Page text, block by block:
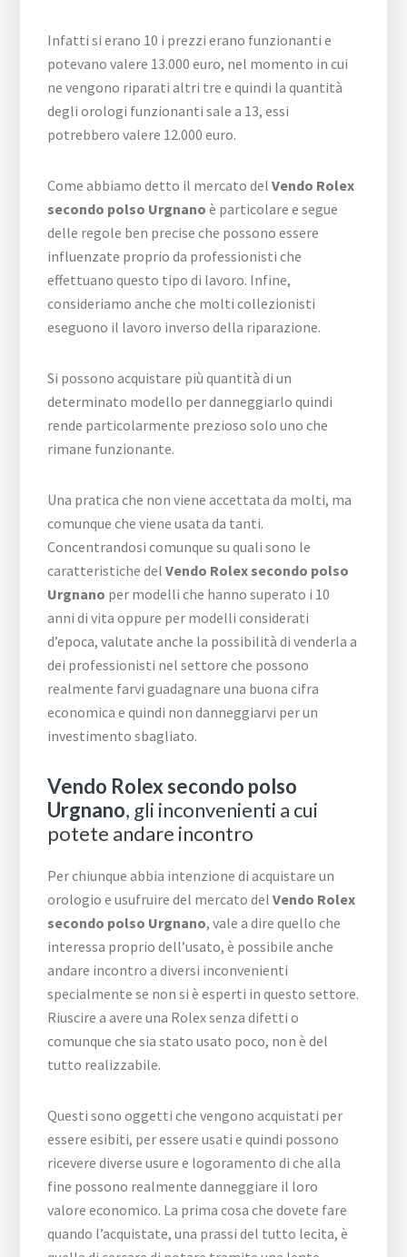
Infatti si erano 10 i prezzi erano funzionanti e
potevano valere 13.000 euro, nel momento in cui
ne vengono riparati altri tre e quindi la quantità
degli orologi funzionanti sale a 13, essi
potrebbero valere 12.000 euro.
Come abbiamo detto il mercato delVendo Rolex
secondo polso Urgnano è particolare e segue
delle regole ben precise che possono essere
influenzate proprio da professionisti che
effettuano questo tipo di lavoro. Infine,
consideriamo anche che molti collezionisti
eseguono il lavoro inverso della riparazione.
Si possono acquistare più quantità di un
determinato modello per danneggiarlo quindi
rende particolarmente prezioso solo uno che
rimane funzionante.
Una pratica che non viene accettata da molti, ma
comunque che viene usata da tanti.
Concentrandosi comunque su quali sono le
caratteristiche delVendo Rolex secondo polso
Urgnano per modelli che hanno superato i 10
anni di vita oppure per modelli considerati
d’epoca, valutate anche la possibilità di venderla a
dei professionisti nel settore che possono
realmente farvi guadagnare una buona cifra
economica e quindi non danneggiarvi per un
investimento sbagliato.
Vendo Rolex secondo polso
Urgnano, gli inconvenienti a cui
potete andare incontro
Per chiunque abbia intenzione di acquistare un
orologio e usufruire del mercato delVendo Rolex
secondo polso Urgnano, vale a dire quello che
interessa proprio dell’usato, è possibile anche
andare incontro a diversi inconvenienti
specialmente se non si è esperti in questo settore.
Riuscire a avere una Rolex senza difetti o
comunque che sia stato usato poco, non è del
tutto realizzabile.
Questi sono oggetti che vengono acquistati per
essere esibiti, per essere usati e quindi possono
ricevere diverse usure e logoramento di che alla
fine possono realmente danneggiare il loro
valore economico. La prima cosa che dovete fare
quando l’acquistate, una prassi del tutto lecita, è